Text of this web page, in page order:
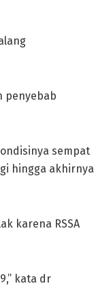
penyebab
sempat
hingga akhirnya
karena RSSA
kata dr